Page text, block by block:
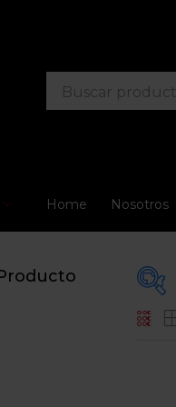
Home Nosotros